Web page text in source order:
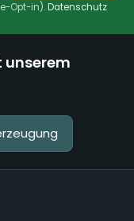
Opt-in).Datenschutz
unserem